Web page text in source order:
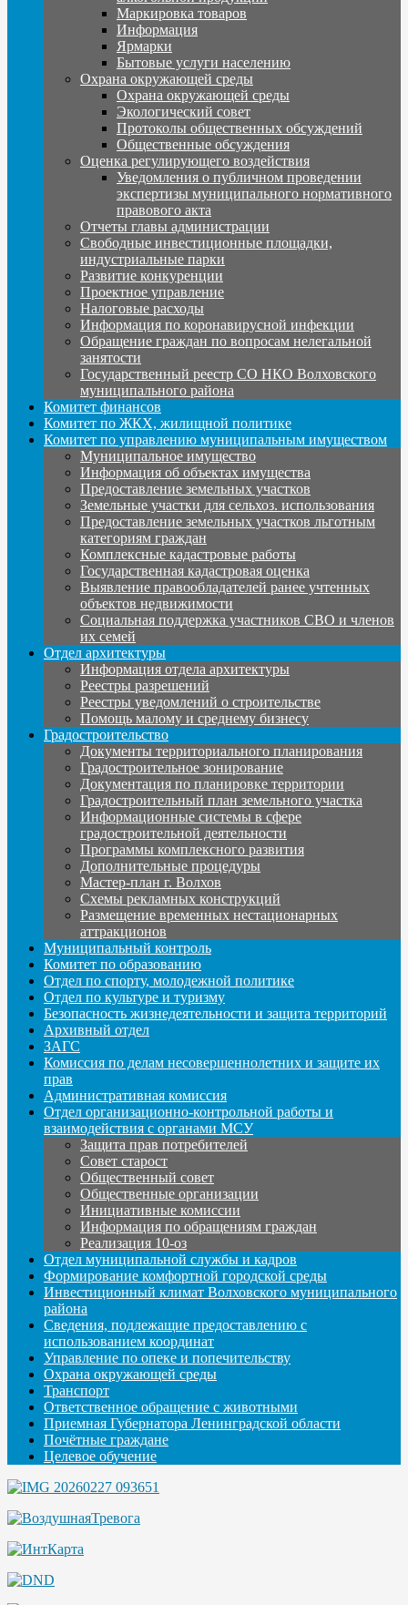
Маркировка товаров
Информация
Ярмарки
Бытовые услуги населению
Охрана окружающей среды
Охрана окружающей среды
Экологический совет
Протоколы общественных обсуждений
Общественные обсуждения
Оценка регулирующего воздействия
Уведомления о публичном проведении
экспертизы муниципального нормативного
правового акта
Отчеты главы администрации
Свободные инвестиционные площадки,
индустриальные парки
Развитие конкуренции
Проектное управление
Налоговые расходы
Информация по коронавирусной инфекции
Обращение граждан по вопросам нелегальной
занятости
Государственный реестр СО НКО Волховского
муниципального района
Комитет финансов
Комитет по ЖКХ, жилищной политике
Комитет по управлению муниципальным имуществом
Муниципальное имущество
Информация об объектах имущества
Предоставление земельных участков
Земельные участки для сельхоз. использования
Предоставление земельных участков льготным
категориям граждан
Комплексные кадастровые работы
Государственная кадастровая оценка
Выявление правообладателей ранее учтенных
объектов недвижимости
Социальная поддержка участников СВО и членов
их семей
Отдел архитектуры
Информация отдела архитектуры
Реестры разрешений
Реестры уведомлений о строительстве
Помощь малому и среднему бизнесу
Градостроительство
Документы территориального планирования
Градостроительное зонирование
Документация по планировке территории
Градостроительный план земельного участка
Информационные системы в сфере
градостроительной деятельности
Программы комплексного развития
Дополнительные процедуры
Мастер-план г. Волхов
Схемы рекламных конструкций
Размещение временных нестационарных
аттракционов
Муниципальный контроль
Комитет по образованию
Отдел по спорту, молодежной политике
Отдел по культуре и туризму
Безопасность жизнедеятельности и защита территорий
Архивный отдел
ЗАГС
Комиссия по делам несовершеннолетних и защите их
прав
Административная комиссия
Отдел организационно-контрольной работы и
взаимодействия с органами МСУ
Защита прав потребителей
Совет старост
Общественный совет
Общественные организации
Инициативные комиссии
Информация по обращениям граждан
Реализация 10-оз
Отдел муниципальной службы и кадров
Формирование комфортной городской среды
Инвестиционный климат Волховского муниципального
района
Сведения, подлежащие предоставлению с
использованием координат
Управление по опеке и попечительству
Охрана окружающей среды
Транспорт
Ответственное обращение с животными
Приемная Губернатора Ленинградской области
Почётные граждане
Целевое обучение